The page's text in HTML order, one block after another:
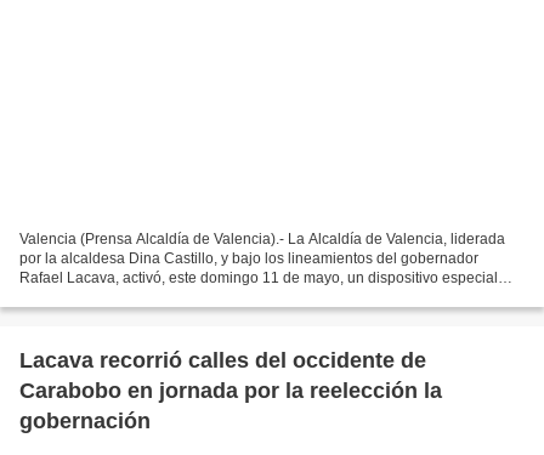
Valencia (Prensa Alcaldía de Valencia).- La Alcaldía de Valencia, liderada
por la alcaldesa Dina Castillo, y bajo los lineamientos del gobernador
Rafael Lacava, activó, este domingo 11 de mayo, un dispositivo especial
Lacava recorrió calles del occidente de
Carabobo en jornada por la reelección la
gobernación